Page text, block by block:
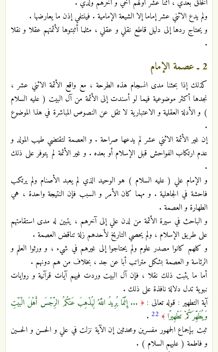
الخلق بعدي ، اثنا عشر أولهم أخي و آخرهم ولدي .
ولم يدع الاثني عشر إماما إلا الشيعة الإمامية . فينتفي إذن ما يعارضها .
و يحتاج ردها إلى دليل قاطع نقلي و عقلي ، مثلما أثبتوها لأئمتهم عقلا و نقلا
.
2 ـ عصمة الإمام
كذلك إذا بحثنا مدى انسجام هذه الطرحة ، مع واقع الأئمة الاثني عشر ،
نجدها أكثر موضوعية فيما لو أسندت إلى الأئمة من آل البيت ( عليه السلام
) و الأدلة العقلية و الاعتبارية لا تقل عن النصوص المباشرة في هذا الموضوع
.
إن غير الأئمة الاثني عشر لم يدعها صراحة . و العصمة لتقتضي طيب المولد و
عدم ارتكاب الفواحش قبل الإسلام أو بعده . و غير الأئمة لم يتوفر على ذلك
.
و الإمام علي ( عليه السلام ) هو الوحيد الذي لم يعبد الأصنام ولم يرتكب
فاحشة في الجاهلية . و مهما كان الأمر و السبب فإن النتيجة واحدة ، هي
الطهارة و العصمة .
و الباحث في سيرة الأئمة من لدن علي إلى آخرهم ، يتبين له مدى استقامتهم
على طريق الإسلام ، ولم يحصي التاريخ لأحدهم زلة تناقض العصمة .
و كلهم كانوا مصدر علوم ولم يحتاجوا إلى غيرهم في شيء ، و ورثوا العلم و
الرئاسة و العصمة بشكل متراتب أبا عن جد ، بخلاف من هم دونهم .
أما ما يثبت ذلك نقلا ، فإن آل البيت وردت فيهم آيات قرآنية و روايات
نبوية تدل دلالة نافذة على ذلك .
آية التطهير : قوله تعالى :﴿ ... إِنَّمَا يُرِيدُ اللَّهُ لِيُذْهِبَ عَنكُمُ الرِّجْسَ أَهْلَ الْبَيْتِ
وَيُطَهِّرَكُمْ تَطْهِيرًا ﴾ 22
.
ثبت بإجماع الجمهور مفسرين ومحدثين إن الآية نزلت في علي و الحسن و الحسين
و فاطمة ( عليهم السلام ) .